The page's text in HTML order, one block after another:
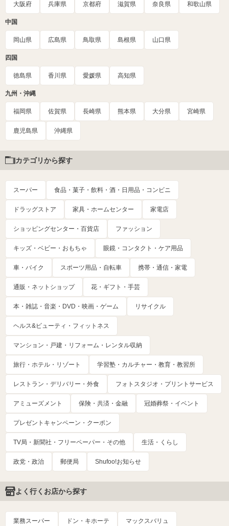
大阪府 兵庫県 京都府 滋賀県 奈良県 和歌山県
中国
岡山県 広島県 鳥取県 島根県 山口県
四国
徳島県 香川県 愛媛県 高知県
九州・沖縄
福岡県 佐賀県 長崎県 熊本県 大分県 宮崎県
鹿児島県 沖縄県
カテゴリから探す
スーパー 食品・菓子・飲料・酒・日用品・コンビニ
ドラッグストア 家具・ホームセンター 家電店
ショッピングセンター・百貨店 ファッション
キッズ・ベビー・おもちゃ 眼鏡・コンタクト・ケア用品
車・バイク スポーツ用品・自転車 携帯・通信・家電
通販・ネットショップ 花・ギフト・手芸
本・雑誌・音楽・DVD・映画・ゲーム リサイクル
ヘルス&ビューティ・フィットネス
マンション・戸建・リフォーム・レンタル収納
旅行・ホテル・リゾート 学習塾・カルチャー・教育・教習所
レストラン・デリバリー・外食 フォトスタジオ・プリントサービス
アミューズメント 保険・共済・金融 冠婚葬祭・イベント
プレゼントキャンペーン・クーポン
TV局・新聞社・フリーペーパー・その他 生活・くらし
政党・政治 郵便局 Shufoo!お知らせ
よく行くお店から探す
業務スーパー ドン・キホーテ マックスバリュ